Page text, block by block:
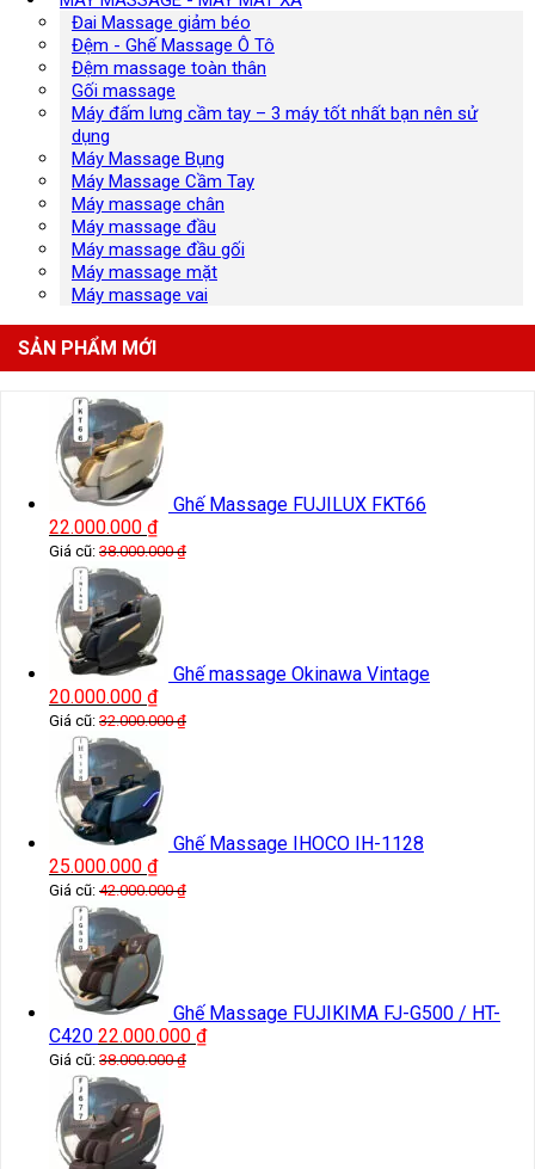
Đai Massage giảm béo
Đệm - Ghế Massage Ô Tô
Đệm massage toàn thân
Gối massage
Máy đấm lưng cầm tay – 3 máy tốt nhất bạn nên sử
dụng
Máy Massage Bụng
Máy Massage Cầm Tay
Máy massage chân
Máy massage đầu
Máy massage đầu gối
Máy massage mặt
Máy massage vai
SẢN PHẨM MỚI
Ghế Massage FUJILUX FKT66
22.000.000 ₫
Giá cũ: 38.000.000₫
Ghế massage Okinawa Vintage
20.000.000 ₫
Giá cũ: 32.000.000₫
Ghế Massage IHOCO IH-1128
25.000.000 ₫
Giá cũ: 42.000.000₫
Ghế Massage FUJIKIMA FJ-G500 / HT-
C420 22.000.000 ₫
Giá cũ: 38.000.000₫